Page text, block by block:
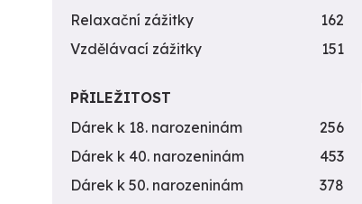
Relaxační zážitky
162
Vzdělávací zážitky
151
PŘILEŽITOST
Dárek k 18. narozeninám
256
Dárek k 40. narozeninám
453
Dárek k 50. narozeninám
378